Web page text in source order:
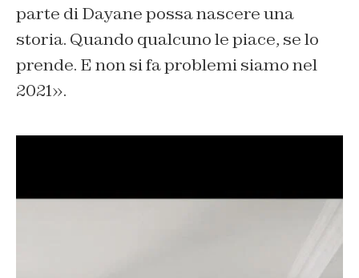
parte di Dayane possa nascere una
storia. Quando qualcuno le piace, se lo
prende. E non si fa problemi siamo nel
2021».